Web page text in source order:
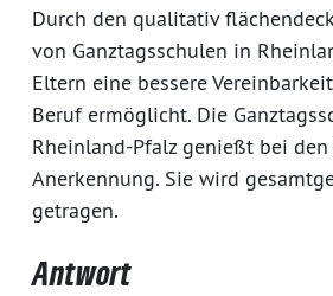
Durch den qualitativ
von Ganztagsschulen in
Eltern eine bessere
Beruf ermöglicht. Die
Rheinland-Pfalz genießt bei
Anerkennung. Sie wird
getragen.
Antwort